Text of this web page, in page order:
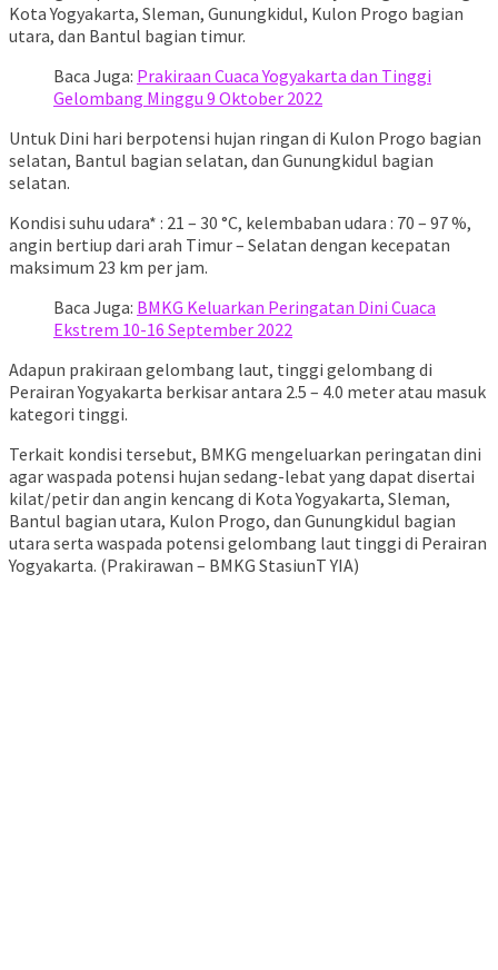
Kota Yogyakarta, Sleman, Gunungkidul, Kulon Progo bagian
utara, dan Bantul bagian timur.
Baca Juga: Prakiraan Cuaca Yogyakarta dan Tinggi
Gelombang Minggu 9 Oktober 2022
Untuk Dini hari berpotensi hujan ringan di Kulon Progo bagian
selatan, Bantul bagian selatan, dan Gunungkidul bagian
selatan.
Kondisi suhu udara* : 21 – 30 °C, kelembaban udara : 70 – 97 %,
angin bertiup dari arah Timur – Selatan dengan kecepatan
maksimum 23 km per jam.
Baca Juga: BMKG Keluarkan Peringatan Dini Cuaca
Ekstrem 10-16 September 2022
Adapun prakiraan gelombang laut, tinggi gelombang di
Perairan Yogyakarta berkisar antara 2.5 – 4.0 meter atau masuk
kategori tinggi.
Terkait kondisi tersebut, BMKG mengeluarkan peringatan dini
agar waspada potensi hujan sedang-lebat yang dapat disertai
kilat/petir dan angin kencang di Kota Yogyakarta, Sleman,
Bantul bagian utara, Kulon Progo, dan Gunungkidul bagian
utara serta waspada potensi gelombang laut tinggi di Perairan
Yogyakarta. (Prakirawan – BMKG StasiunT YIA)